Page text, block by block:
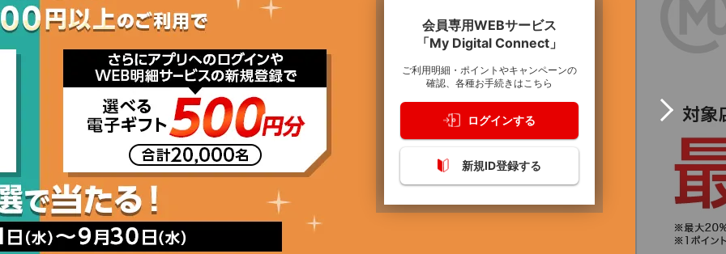
会員専用WEBサービス
「My Digital Connect」
ご利用明細・ポイントやキャンペーンの
確認、各種お手続きはこちら
ログインする
新規ID登録する